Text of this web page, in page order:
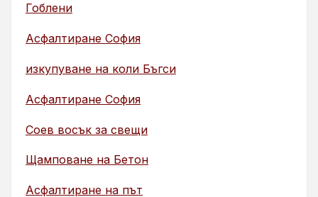
Гоблени
Асфалтиране София
изкупуване на коли Бъгси
Асфалтиране София
Соев восък за свещи
Щамповане на Бетон
Асфалтиране на път